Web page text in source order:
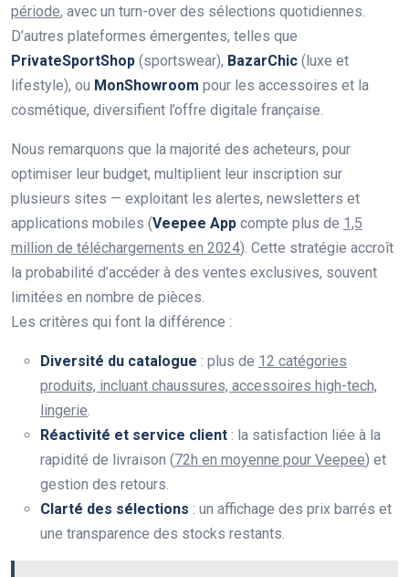
période, avec un turn-over des sélections quotidiennes.
D’autres plateformes émergentes, telles que
PrivateSportShop (sportswear), BazarChic (luxe et
lifestyle), ou MonShowroom pour les accessoires et la
cosmétique, diversifient l’offre digitale française.
Nous remarquons que la majorité des acheteurs, pour
optimiser leur budget, multiplient leur inscription sur
plusieurs sites — exploitant les alertes, newsletters et
applications mobiles (Veepee App compte plus de 1,5
million de téléchargements en 2024). Cette stratégie accroît
la probabilité d’accéder à des ventes exclusives, souvent
limitées en nombre de pièces.
Les critères qui font la différence :
Diversité du catalogue : plus de 12 catégories
produits, incluant chaussures, accessoires high-tech,
lingerie.
Réactivité et service client : la satisfaction liée à la
rapidité de livraison (72h en moyenne pour Veepee) et
gestion des retours.
Clarté des sélections : un affichage des prix barrés et
une transparence des stocks restants.